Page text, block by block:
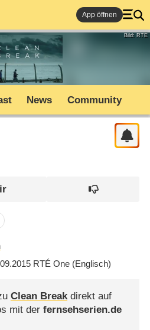
App öffnen
Bild: RTÉ
News Community
RTÉ One (Englisch)
Clean Breakdirekt auf
mit der fernsehserien.de